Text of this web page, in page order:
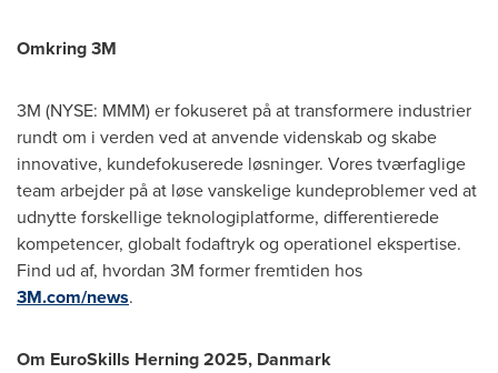
Omkring3M
3M (NYSE: MMM) er fokuseret på at transformere industrier
rundt om i verden ved at anvende videnskab og skabe
innovative, kundefokuserede løsninger. Vores tværfaglige
team arbejder på at løse vanskelige kundeproblemer ved at
udnytte forskellige teknologiplatforme, differentierede
kompetencer, globalt fodaftryk og operationel ekspertise.
Find ud af, hvordan 3M former fremtiden hos
3M.com/news.
Om EuroSkills Herning 2025, Danmark